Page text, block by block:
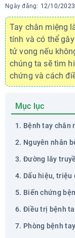
Ngày đăng: 12/10/2023
Tay chân miệng
tính và có thể
tử vong nếu
chúng ta sẽ tìm
chứng và cách
Mục lục
Bệnh tay chân
Nguyên nhân
Đường lây
Dấu hiệu, triệu
Biến chứng
Điều trị bệnh
Phòng bệnh